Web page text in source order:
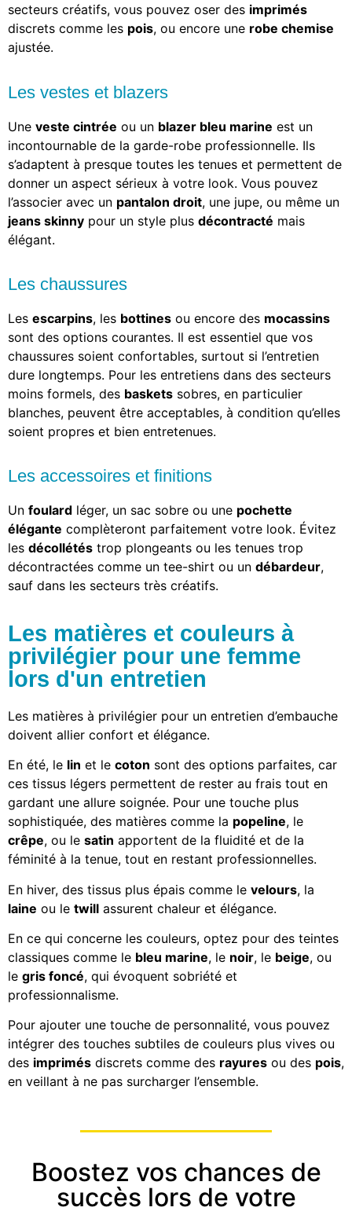
secteurs créatifs, vous pouvez oser des imprimés
discrets comme les pois, ou encore une robe chemise
ajustée.
Les vestes et blazers
Une veste cintrée ou un blazer bleu marine est un
incontournable de la garde-robe professionnelle. Ils
s’adaptent à presque toutes les tenues et permettent de
donner un aspect sérieux à votre look. Vous pouvez
l’associer avec un pantalon droit, une jupe, ou même un
jeans skinny pour un style plus décontracté mais
élégant.
Les chaussures
Les escarpins, les bottines ou encore des mocassins
sont des options courantes. Il est essentiel que vos
chaussures soient confortables, surtout si l’entretien
dure longtemps. Pour les entretiens dans des secteurs
moins formels, des baskets sobres, en particulier
blanches, peuvent être acceptables, à condition qu’elles
soient propres et bien entretenues.
Les accessoires et finitions
Un foulard léger, un sac sobre ou une pochette
élégante complèteront parfaitement votre look. Évitez
les décollétés trop plongeants ou les tenues trop
décontractées comme un tee-shirt ou un débardeur,
sauf dans les secteurs très créatifs.
Les matières et couleurs à
privilégier pour une femme
lors d'un entretien
Les matières à privilégier pour un entretien d’embauche
doivent allier confort et élégance.
En été, le lin et le coton sont des options parfaites, car
ces tissus légers permettent de rester au frais tout en
gardant une allure soignée. Pour une touche plus
sophistiquée, des matières comme la popeline, le
crêpe, ou le satin apportent de la fluidité et de la
féminité à la tenue, tout en restant professionnelles.
En hiver, des tissus plus épais comme le velours, la
laine ou le twill assurent chaleur et élégance.
En ce qui concerne les couleurs, optez pour des teintes
classiques comme le bleu marine, le noir, le beige, ou
le gris foncé, qui évoquent sobriété et
professionnalisme.
Pour ajouter une touche de personnalité, vous pouvez
intégrer des touches subtiles de couleurs plus vives ou
des imprimés discrets comme des rayures ou des pois,
en veillant à ne pas surcharger l’ensemble.
Boostez vos chances de
succès lors de votre